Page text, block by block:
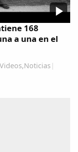
168
a una en el
Videos,Noticias |